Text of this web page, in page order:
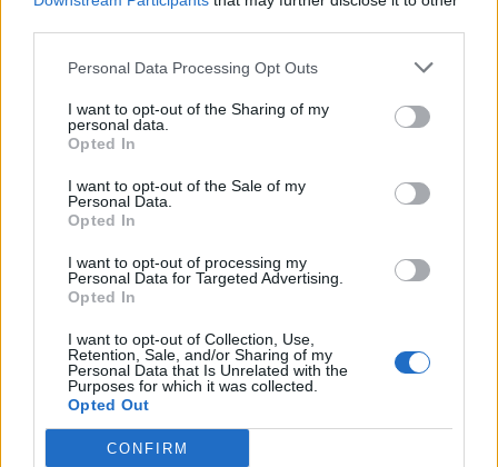
Personal Data Processing Opt Outs
I want to opt-out of the Sharing of my
personal data.
Opted In
I want to opt-out of the Sale of my
Personal Data.
Opted In
I want to opt-out of processing my
Personal Data for Targeted Advertising.
Opted In
I want to opt-out of Collection, Use,
Retention, Sale, and/or Sharing of my
Personal Data that Is Unrelated with the
Purposes for which it was collected.
Opted Out
CONFIRM